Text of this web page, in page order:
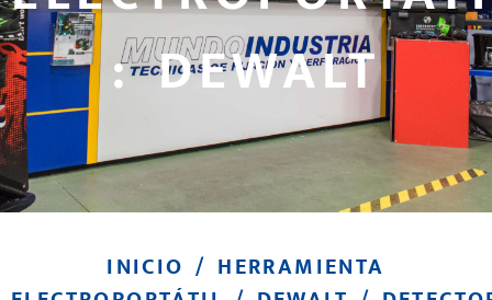
: DEWALT
INICIO / HERRAMIENTA